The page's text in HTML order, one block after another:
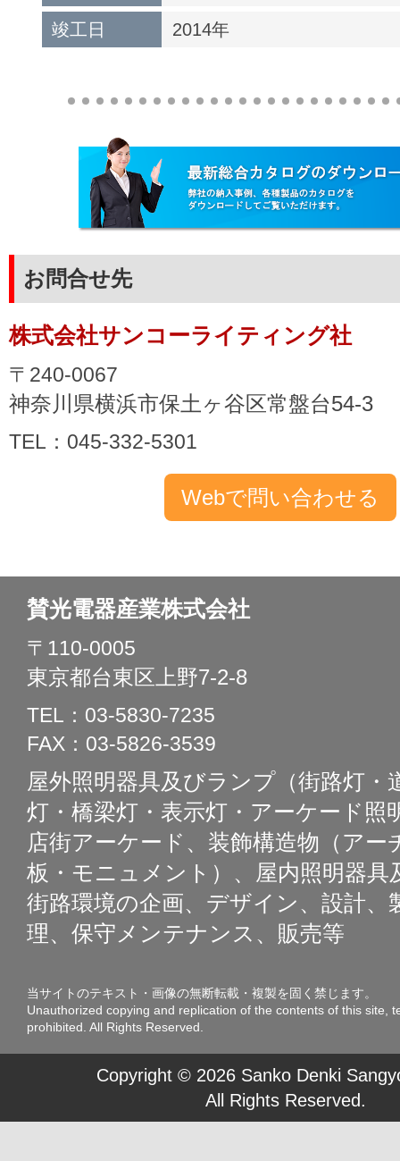
竣工日 2014年
お問合せ先
株式会社サンコーライティング社
〒240-0067
神奈川県横浜市保土ヶ谷区常盤台54-3
TEL：045-332-5301
賛光電器産業株式会社
〒110-0005
東京都台東区上野7-2-8
TEL：03-5830-7235
FAX：03-5826-3539
屋外照明器具及びランプ（街路灯・
灯・橋梁灯・表示灯・アーケード照
店街アーケード、装飾構造物（アー
板・モニュメント）、屋内照明器具
街路環境の企画、デザイン、設計、
理、保守メンテナンス、販売等
当サイトのテキスト・画像の無断転載・複製を固く禁じます。
Unauthorized copying and replication of the contents of this site,
prohibited. All Rights Reserved.
Copyright © 2026 Sanko Denki
All Rights Reserved.